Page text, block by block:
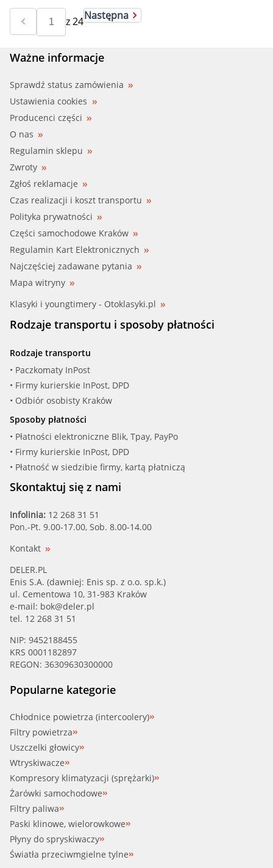
z24Następna
Ważne informacje
Sprawdź status zamówienia
Ustawienia cookies
Producenci części
O nas
Regulamin sklepu
Zwroty
Zgłoś reklamacje
Czas realizacji i koszt transportu
Polityka prywatności
Części samochodowe Kraków
Regulamin Kart Elektronicznych
Najczęściej zadawane pytania
Mapa witryny
Klasyki i youngtimery - Otoklasyki.pl
Rodzaje transportu i sposoby płatności
Rodzaje transportu
• Paczkomaty InPost
• Firmy kurierskie InPost, DPD
• Odbiór osobisty Kraków
Sposoby płatności
• Płatności elektroniczne Blik, Tpay, PayPo
• Firmy kurierskie InPost, DPD
• Płatność w siedzibie firmy, kartą płatniczą
Skontaktuj się z nami
Infolinia: 12 268 31 51
Pon.-Pt. 9.00-17.00, Sob. 8.00-14.00
Kontakt
DELER.PL
Enis S.A. (dawniej: Enis sp. z o.o. sp.k.)
ul. Cementowa 10, 31-983 Kraków
e-mail: bok@deler.pl
tel. 12 268 31 51
NIP: 9452188455
KRS 0001182897
REGON: 36309630300000
Popularne kategorie
Chłodnice powietrza (intercoolery)
Filtry powietrza
Uszczelki głowicy
Wtryskiwacze
Kompresory klimatyzacji (sprężarki)
Żarówki samochodowe
Filtry paliwa
Paski klinowe, wielorowkowe
Płyny do spryskiwaczy
Światła przeciwmgielne tylne